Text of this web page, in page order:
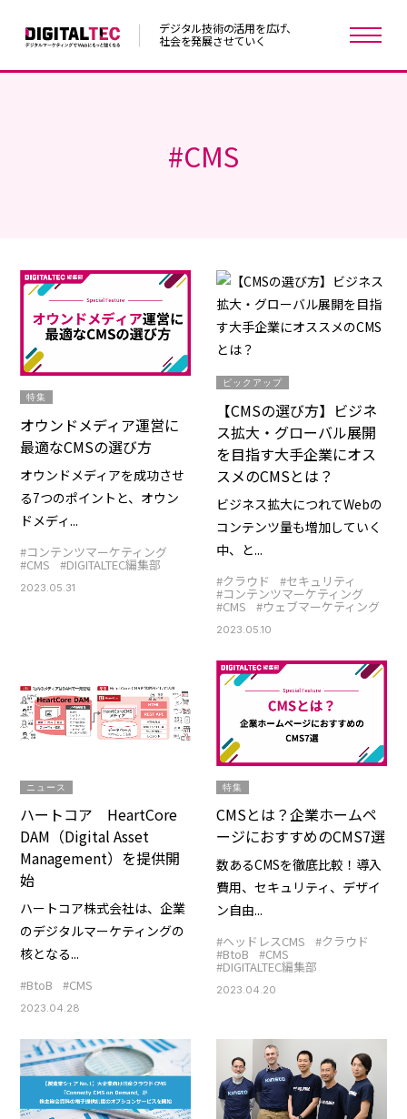
デジタル技術の活用を広げ、
社会を発展させていく
#CMS
特集
オウンドメディア運営に
最適なCMSの選び方
オウンドメディアを成功させ
る7つのポイントと、オウン
ドメディ...
#コンテンツマーケティング
#CMS #DIGITALTEC編集部
2023.05.31
ピックアップ
【CMSの選び方】ビジネ
ス拡大・グローバル展開
を目指す大手企業にオス
スメのCMSとは？
ビジネス拡大につれてWebの
コンテンツ量も増加していく
中、と...
#クラウド #セキュリティ
#コンテンツマーケティング
#CMS #ウェブマーケティング
2023.05.10
ニュース
ハートコア HeartCore
DAM（Digital Asset
Management）を提供開
始
ハートコア株式会社は、企業
のデジタルマーケティングの
核となる...
#BtoB #CMS
2023.04.28
特集
CMSとは？企業ホームペ
ージにおすすめのCMS7選
数あるCMSを徹底比較！導入
費用、セキュリティ、デザイ
ン自由...
#ヘッドレスCMS #クラウド
#BtoB #CMS
#DIGITALTEC編集部
2023.04.20